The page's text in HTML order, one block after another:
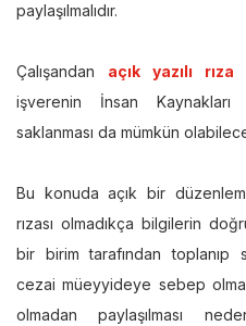
paylaşılmalıdır.
Çalışandan açık yazılı rıza
işverenin İnsan Kaynakları
saklanması da mümkün
Bu konuda açık bir
rızası olmadıkça bilgilerin
bir birim tarafından toplanıp
cezai müeyyideye sebep
olmadan paylaşılması